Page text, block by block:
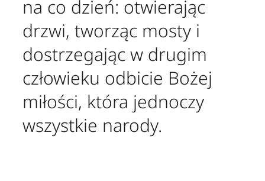
na co dzień: otwierając
drzwi, tworząc mosty i
dostrzegając w drugim
człowieku odbicie Bożej
miłości, która jednoczy
wszystkie narody.